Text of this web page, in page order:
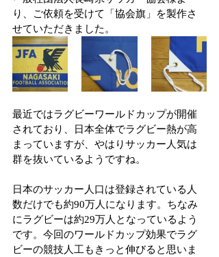
り、ご依頼を受けて「協会旗」を製作さ
せていただきました。
最近ではラグビーワールドカップが開催
されており、日本全体でラグビー熱が高
まっていますが、やはりサッカー人気は
群を抜いているようですね。
日本のサッカー人口は登録されている人
数だけでも約90万人になります。ちなみ
にラグビーは約29万人となっているよう
です。今回のワールドカップ効果でラグ
ビーの競技人工もきっと伸びると思いま